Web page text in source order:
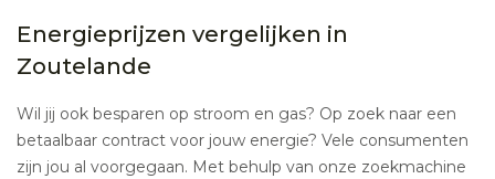
Energieprijzen vergelijken in
Zoutelande
Wil jij ook besparen op stroom en gas? Op zoek naar een
betaalbaar contract voor jouw energie? Vele consumenten
zijn jou al voorgegaan. Met behulp van onze zoekmachine